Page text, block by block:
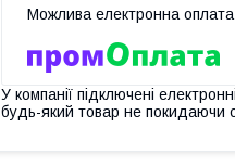
У компанії підключені
будь-який товар не покидаючи